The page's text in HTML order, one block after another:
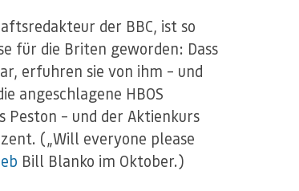
der BBC, ist so
für die Briten geworden: Dass
erfuhren sie von ihm – und
angeschlagene HBOS
– und der Aktienkurs
(„Will everyone please
Bill Blanko im Oktober.)